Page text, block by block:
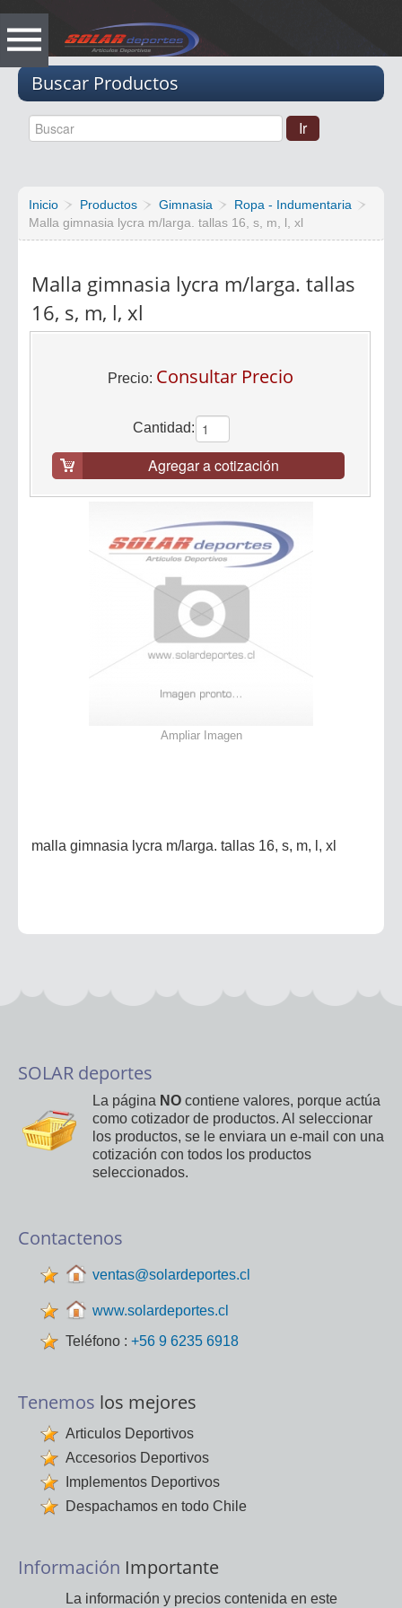
Buscar Productos
Inicio Productos Gimnasia
Ropa - Indumentaria
Malla gimnasia lycra m/larga. tallas 16, s, m, l, xl
Malla gimnasia lycra m/larga. tallas
16, s, m, l, xl
Precio: Consultar Precio
Cantidad:
Agregar a cotización
Ampliar Imagen
malla gimnasia lycra m/larga. tallas 16, s, m, l, xl
SOLAR deportes
La página NO contiene valores, porque actúa
como cotizador de productos. Al seleccionar
los productos, se le enviara un e-mail con una
cotización con todos los productos
seleccionados.
Contactenos
ventas@solardeportes.cl
www.solardeportes.cl
Teléfono : +56 9 6235 6918
Tenemos los mejores
Articulos Deportivos
Accesorios Deportivos
Implementos Deportivos
Despachamos en todo Chile
Información Importante
La información y precios contenida en este